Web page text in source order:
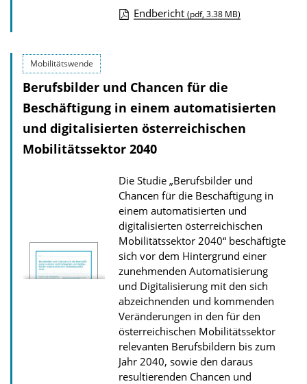
k
n
l
o
a
s
z
u
r
P
u
b
l
i
k
a
Endbericht (pdf, 3.38 MB)
Mobilitätswende
Berufsbilder und Chancen für die
Beschäftigung in einem automatisierten
und digitalisierten österreichischen
Mobilitätssektor 2040
Die Studie „Berufsbilder und
Chancen für die Beschäftigung in
einem automatisierten und
digitalisierten österreichischen
Mobilitätssektor 2040“ beschäftigte
sich vor dem Hintergrund einer
zunehmenden Automatisierung
und Digitalisierung mit den sich
abzeichnenden und kommenden
Veränderungen in den für den
österreichischen Mobilitätssektor
relevanten Berufsbildern bis zum
Jahr 2040, sowie den daraus
resultierenden Chancen und